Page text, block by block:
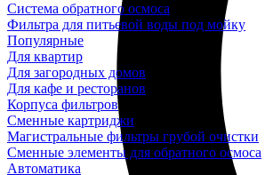
Система обратного осмоса
Фильтра для питьевой воды под мойку
Популярные
Для квартир
Для загородных домов
Для кафе и ресторанов
Корпуса фильтров
Сменные картриджи
Магистральные фильтры грубой очистки
Сменные элементы для обратного осмоса
Автоматика